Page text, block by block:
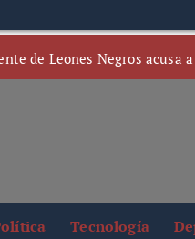
de Leones Negros acusa
Tecnología